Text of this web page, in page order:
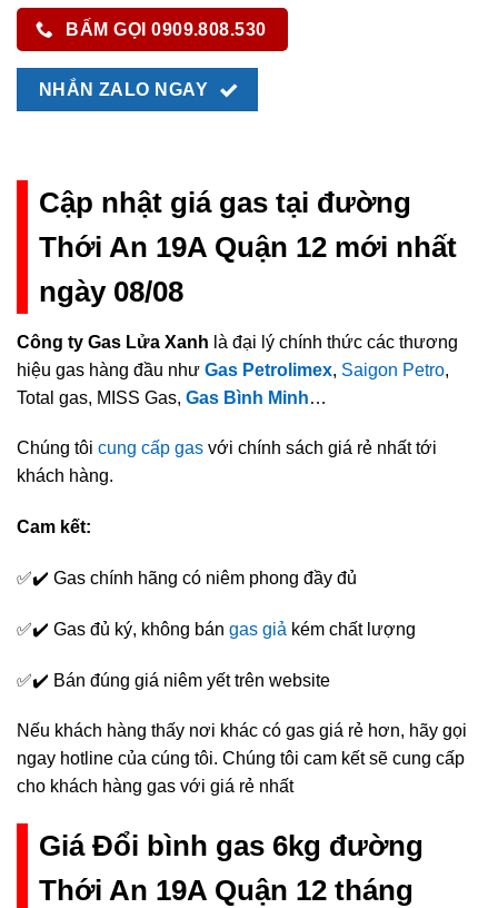
BẤM GỌI 0909.808.530
NHẮN ZALO NGAY
Cập nhật giá gas tại đường
Thới An 19A Quận 12 mới nhất
ngày 08/08
Công ty Gas Lửa Xanh là đại lý chính thức các thương
hiệu gas hàng đầu như Gas Petrolimex, Saigon Petro,
Total gas, MISS Gas, Gas Bình Minh…
Chúng tôi cung cấp gas với chính sách giá rẻ nhất tới
khách hàng.
Cam kết:
✅✔️ Gas chính hãng có niêm phong đầy đủ
✅✔️ Gas đủ ký, không bán gas giả kém chất lượng
✅✔️ Bán đúng giá niêm yết trên website
Nếu khách hàng thấy nơi khác có gas giá rẻ hơn, hãy gọi
ngay hotline của cúng tôi. Chúng tôi cam kết sẽ cung cấp
cho khách hàng gas với giá rẻ nhất
Giá Đổi bình gas 6kg đường
Thới An 19A Quận 12 tháng